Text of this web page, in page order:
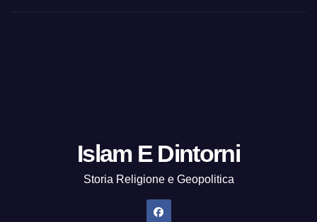
Islam E Dintorni
Storia Religione e Geopolitica